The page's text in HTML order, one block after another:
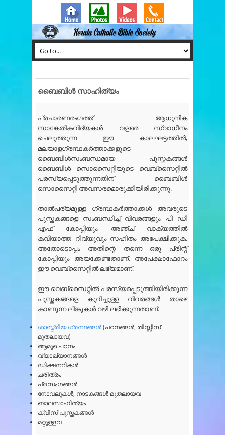
ബൈബിൾ സാഹിത്യം
പ്രചാരണരംഗത്ത് ആധുനിക
സാങ്കേതികവിദ്യകൾ വളരെ സ്വാധീനം
ചെലുത്തുന്ന ഈ കാലഘട്ടത്തിൽ,
മലയാളഗ്രന്ഥകർത്താക്കളുടെ
ബൈബിൾസംബന്ധമായ പുസ്തകങ്ങൾ
ബൈബിൾ സൊസൈറ്റിയുടെ വെബ്സൈറ്റിൽ
പരസ്യപ്പെടുത്തുന്നതിന് ബൈബിൾ
സൊസൈറ്റി അവസരമൊരുക്കിയിരിക്കുന്നു.
താൽപര്യമുള്ള ഗ്രന്ഥകർത്താക്കൾ അവരുടെ
പുസ്തകങ്ങളെ സംബന്ധിച്ച് വിവരങ്ങളും, പി ഡി
എഫ് കോപ്പിയും, അഞ്ച് വാക്യത്തിൽ
കവിയാത്ത റിവ്യൂവും സഹിതം അപേക്ഷിക്കുക.
അതോടൊപ്പം അതിന്റെ തന്നെ ഒരു പ്രിന്റ്
കോപ്പിയും അയക്കേണ്ടതാണ്. അപേക്ഷാഫോറം
ഈ വെബ്സൈറ്റിൽ ലഭ്യമാണ്.
ഈ വെബ്സൈറ്റിൽ പരസ്യപ്പെടുത്തിയിരിക്കുന്ന
പുസ്തകങ്ങളെ കുറിച്ചുള്ള വിവരങ്ങൾ താഴെ
കാണുന്ന ലിങ്കുകൾ വഴി ലഭിക്കുന്നതാണ്.
ശാസ്ത്രീയ ഗ്രന്ഥങ്ങൾ(പഠനങ്ങൾ, തിസ്സീസ്
മുതലായവ)
ആമുഖപഠനം
വ്യാഖ്യാനങ്ങൾ
ഡിക്ഷനറികൾ
ചരിത്രം
പ്രസംഗങ്ങൾ
നോവലുകൾ, നാടകങ്ങൾ മുതലായവ
ബാലസാഹിത്യം
ക്വിസ് പുസ്തകങ്ങൾ
മറ്റുള്ളവ